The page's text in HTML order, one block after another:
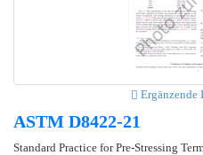
Ergänzende
ASTM D8422-21
Standard Practice for Pre-Stressing